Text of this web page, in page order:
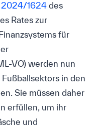
2024/1624 des
Rates zur
für
VO) werden nun
in den
Sie müssen daher
erfüllen, um ihr
und